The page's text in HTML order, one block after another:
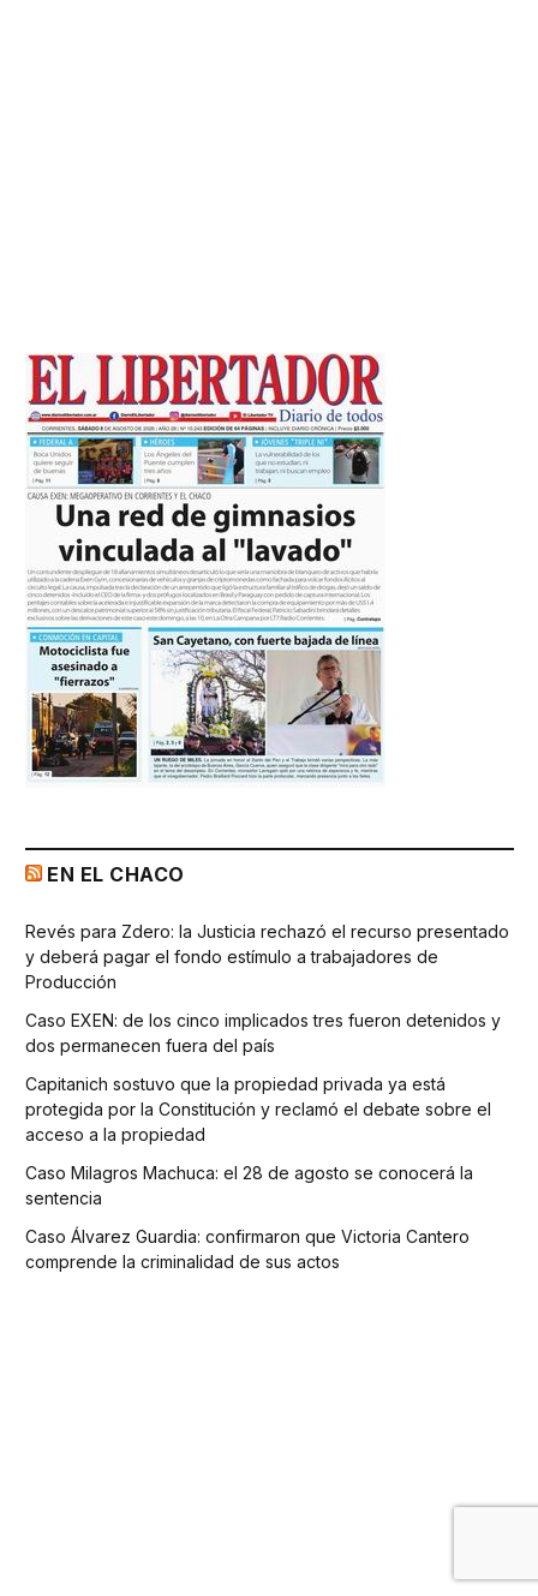
EN EL CHACO
Revés para Zdero: la Justicia rechazó el recurso presentado
y deberá pagar el fondo estímulo a trabajadores de
Producción
Caso EXEN: de los cinco implicados tres fueron detenidos y
dos permanecen fuera del país
Capitanich sostuvo que la propiedad privada ya está
protegida por la Constitución y reclamó el debate sobre el
acceso a la propiedad
Caso Milagros Machuca: el 28 de agosto se conocerá la
sentencia
Caso Álvarez Guardia: confirmaron que Victoria Cantero
comprende la criminalidad de sus actos